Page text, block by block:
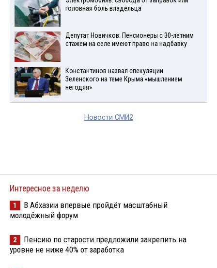
головная боль владельца
Депутат Новичков: Пенсионеры с 30-летним
стажем на селе имеют право на надбавку
Константинов назвал спекуляции
Зеленского на теме Крыма «мышлением
негодяя»
Новости СМИ2
Интересное за неделю
1
В Абхазии впервые пройдёт масштабный
молодёжный форум
2
Пенсию по старости предложили закрепить на
уровне не ниже 40% от заработка